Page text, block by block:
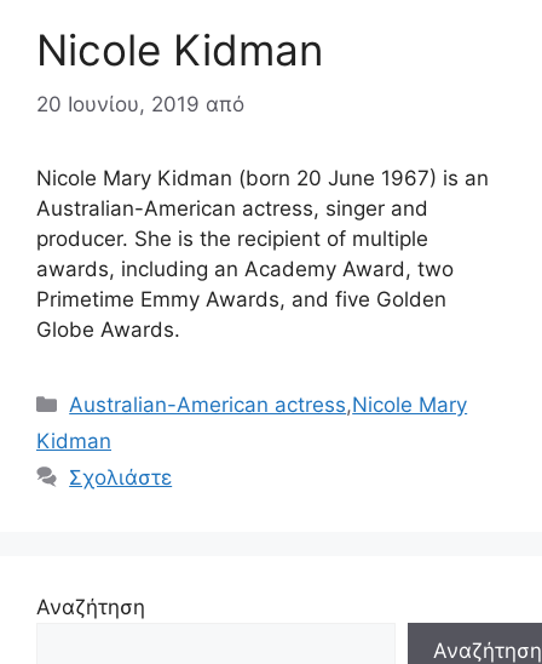
Nicole Kidman
20 Ιουνίου, 2019 από
Nicole Mary Kidman (born 20 June 1967) is an
Australian-American actress, singer and
producer. She is the recipient of multiple
awards, including an Academy Award, two
Primetime Emmy Awards, and five Golden
Globe Awards.
Κατηγορίες
Australian-American actress,Nicole Mary
Kidman
Σχολιάστε
Αναζήτηση
Αναζήτηση